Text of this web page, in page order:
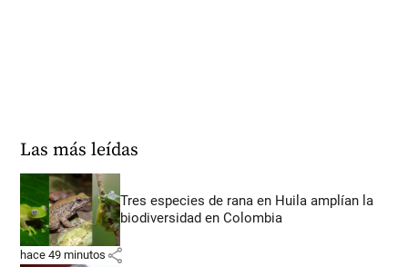
Las más leídas
Tres especies de rana en Huila amplían la
biodiversidad en Colombia
hace 49 minutos share